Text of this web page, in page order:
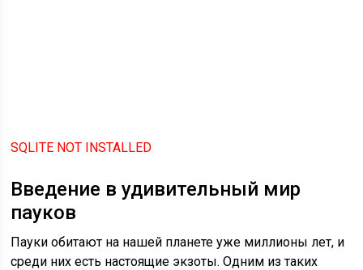
SQLITE NOT INSTALLED
Введение в удивительный мир
пауков
Пауки обитают на нашей планете уже миллионы лет, и
среди них есть настоящие экзоты. Одним из таких